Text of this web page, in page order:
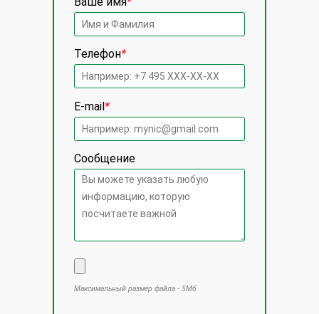
Телефон*
E-mail*
Сообщение
Максимальный размер файла - 5Мб